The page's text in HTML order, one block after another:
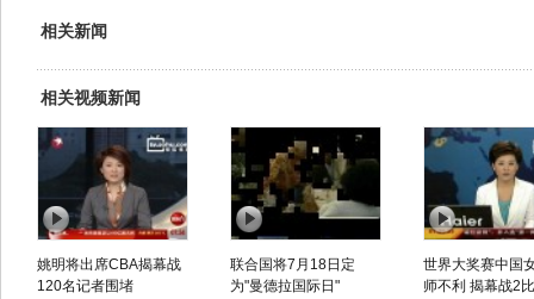
相关新闻
相关视频新闻
姚明将出席CBA揭幕战
120名记者围堵
联合国将7月18日定
为"曼德拉国际日"
世界大奖赛中国
师不利 揭幕战2